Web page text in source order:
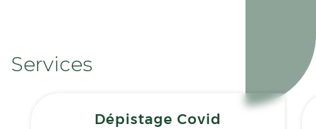
Services
Dépistage Covid